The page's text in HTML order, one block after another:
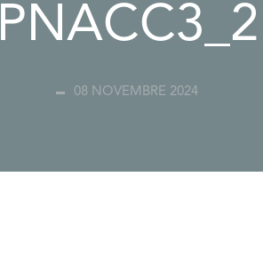
PNACC3_2
08 NOVEMBRE 2024